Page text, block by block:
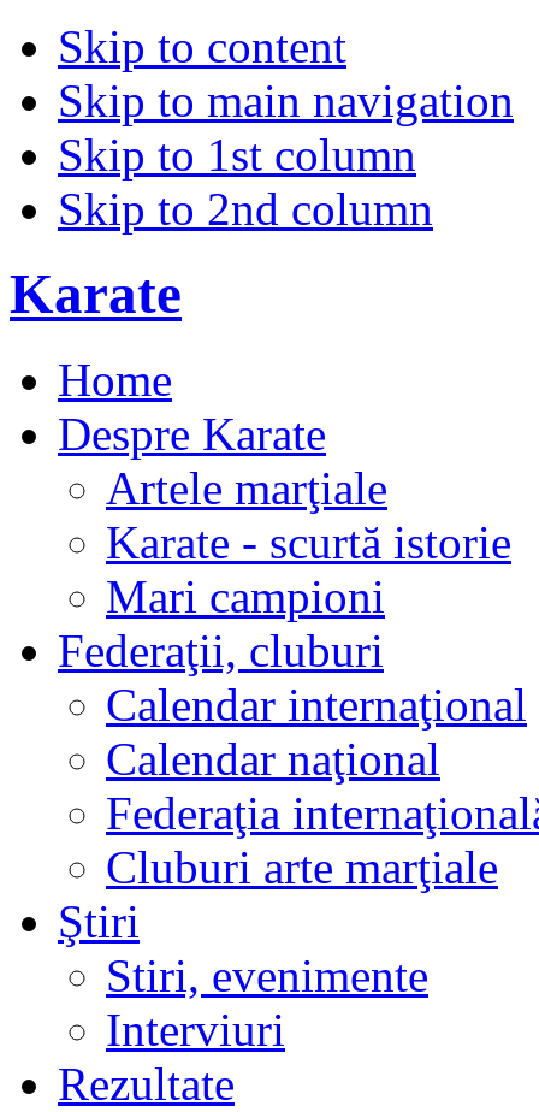
Skip to content
Skip to main navigation
Skip to 1st column
Skip to 2nd column
Karate
Home
Despre Karate
Artele marţiale
Karate - scurtă istorie
Mari campioni
Federaţii, cluburi
Calendar internaţional
Calendar naţional
Federaţia
Cluburi arte marţiale
Ştiri
Stiri, evenimente
Interviuri
Rezultate